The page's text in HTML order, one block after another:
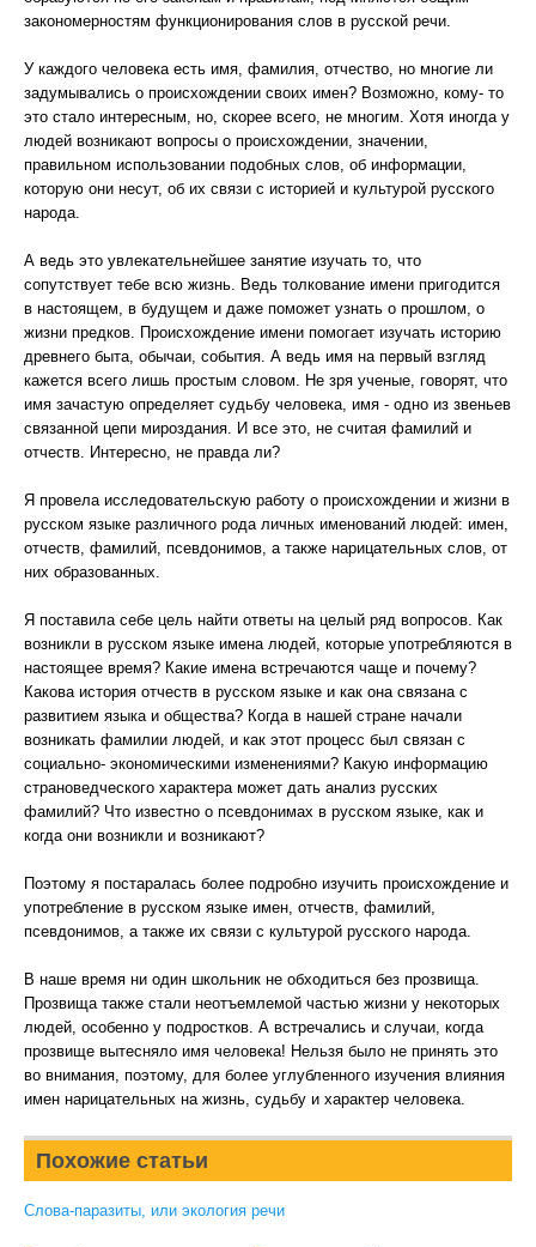
закономерностям функционирования слов в русской речи.
У каждого человека есть имя, фамилия, отчество, но многие ли
задумывались о происхождении своих имен? Возможно, кому- то
это стало интересным, но, скорее всего, не многим. Хотя иногда у
людей возникают вопросы о происхождении, значении,
правильном использовании подобных слов, об информации,
которую они несут, об их связи с историей и культурой русского
народа.
А ведь это увлекательнейшее занятие изучать то, что
сопутствует тебе всю жизнь. Ведь толкование имени пригодится
в настоящем, в будущем и даже поможет узнать о прошлом, о
жизни предков. Происхождение имени помогает изучать историю
древнего быта, обычаи, события. А ведь имя на первый взгляд
кажется всего лишь простым словом. Не зря ученые, говорят, что
имя зачастую определяет судьбу человека, имя - одно из звеньев
связанной цепи мироздания. И все это, не считая фамилий и
отчеств. Интересно, не правда ли?
Я провела исследовательскую работу о происхождении и жизни в
русском языке различного рода личных именований людей: имен,
отчеств, фамилий, псевдонимов, а также нарицательных слов, от
них образованных.
Я поставила себе цель найти ответы на целый ряд вопросов. Как
возникли в русском языке имена людей, которые употребляются в
настоящее время? Какие имена встречаются чаще и почему?
Какова история отчеств в русском языке и как она связана с
развитием языка и общества? Когда в нашей стране начали
возникать фамилии людей, и как этот процесс был связан с
социально- экономическими изменениями? Какую информацию
страноведческого характера может дать анализ русских
фамилий? Что известно о псевдонимах в русском языке, как и
когда они возникли и возникают?
Поэтому я постаралась более подробно изучить происхождение и
употребление в русском языке имен, отчеств, фамилий,
псевдонимов, а также их связи с культурой русского народа.
В наше время ни один школьник не обходиться без прозвища.
Прозвища также стали неотъемлемой частью жизни у некоторых
людей, особенно у подростков. А встречались и случаи, когда
прозвище вытесняло имя человека! Нельзя было не принять это
во внимания, поэтому, для более углубленного изучения влияния
имен нарицательных на жизнь, судьбу и характер человека.
Похожие статьи
Слова-паразиты, или экология речи